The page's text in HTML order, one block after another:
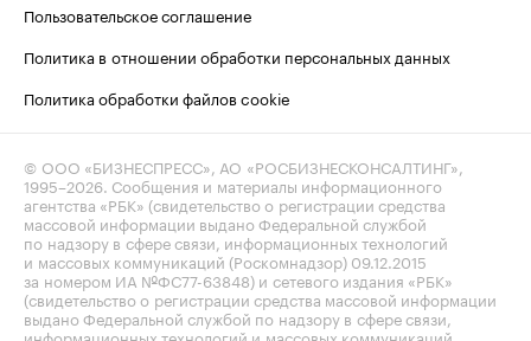
Пользовательское соглашение
Политика в отношении обработки персональных данных
Политика обработки файлов cookie
© ООО «БИЗНЕСПРЕСС», АО «РОСБИЗНЕСКОНСАЛТИНГ»,
1995–2026 . Сообщения и материалы информационного
агентства «РБК» (свидетельство о регистрации средства
массовой информации выдано Федеральной службой
по надзору в сфере связи, информационных технологий
и массовых коммуникаций (Роскомнадзор) 09.12.2015
за номером ИА №ФС77-63848) и сетевого издания «РБК»
(свидетельство о регистрации средства массовой информации
выдано Федеральной службой по надзору в сфере связи,
информационных технологий и массовых коммуникаций